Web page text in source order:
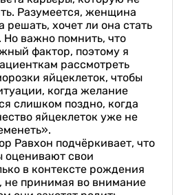
Разумеется, женщина
решать, хочет ли она стать
Но важно помнить, что
фактор, поэтому я
рассмотреть
яйцеклеток, чтобы
когда желание
слишком поздно, когда
яйцеклеток уже не
Равхон подчёркивает, что
свои
в контексте рождения
не принимая во внимание